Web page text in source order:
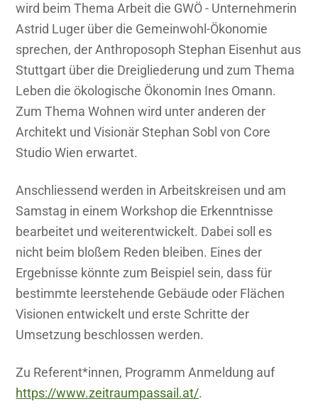
wird beim Thema Arbeit die GWÖ - Unternehmerin
Astrid Luger über die Gemeinwohl-Ökonomie
sprechen, der Anthroposoph Stephan Eisenhut aus
Stuttgart über die Dreigliederung und zum Thema
Leben die ökologische Ökonomin Ines Omann.
Zum Thema Wohnen wird unter anderen der
Architekt und Visionär Stephan Sobl von Core
Studio Wien erwartet.
Anschliessend werden in Arbeitskreisen und am
Samstag in einem Workshop die Erkenntnisse
bearbeitet und weiterentwickelt. Dabei soll es
nicht beim bloßem Reden bleiben. Eines der
Ergebnisse könnte zum Beispiel sein, dass für
bestimmte leerstehende Gebäude oder Flächen
Visionen entwickelt und erste Schritte der
Umsetzung beschlossen werden.
Zu Referent*innen, Programm Anmeldung auf
https://www.zeitraumpassail.at/.